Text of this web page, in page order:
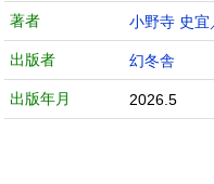
著者 小野寺 史宜
出版者 幻冬舎
出版年月 2026.5